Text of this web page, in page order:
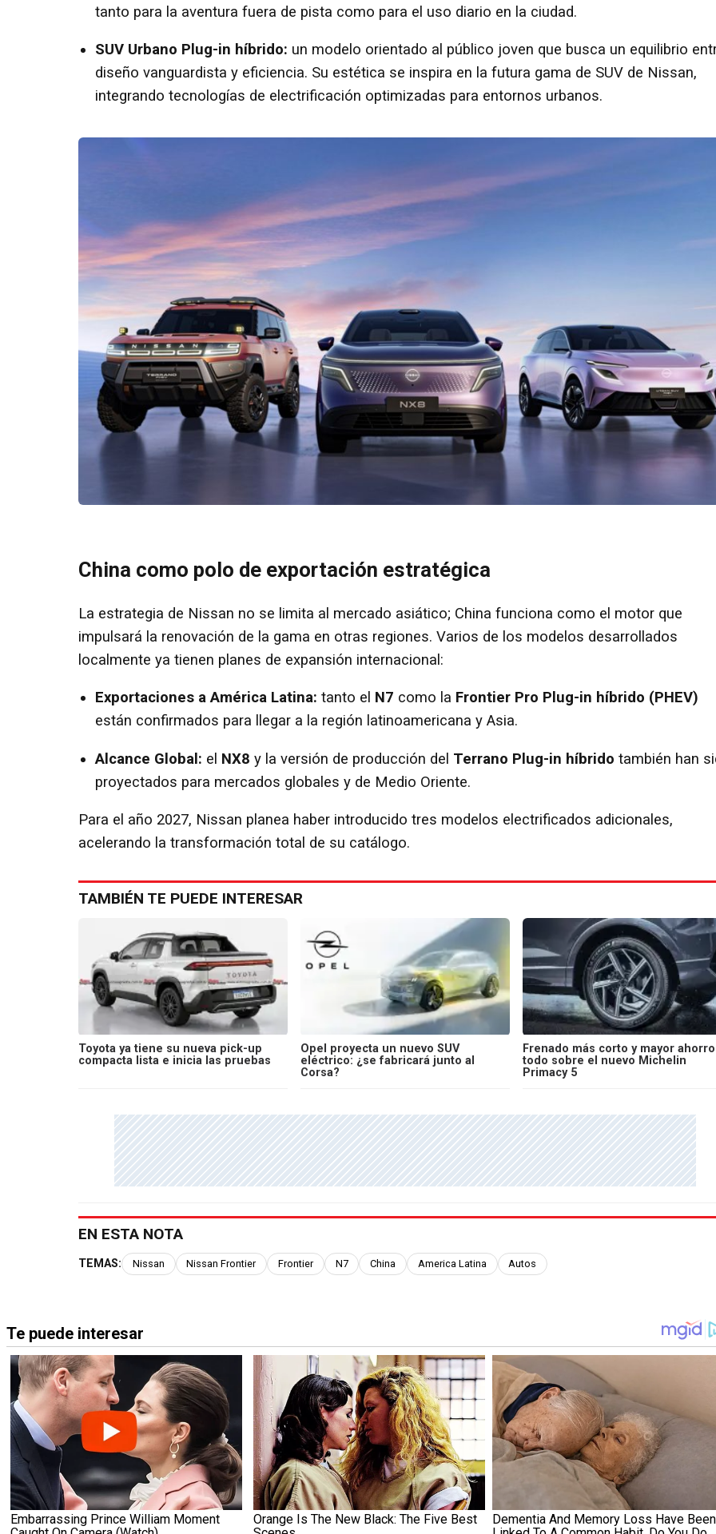
tanto para la aventura fuera de pista como para el uso diario en la ciudad.
SUV Urbano Plug-in híbrido: un modelo orientado al público joven que busca un equilibrio
diseño vanguardista y eficiencia. Su estética se inspira en la futura gama de SUV de Nissan,
integrando tecnologías de electrificación optimizadas para entornos urbanos.
China como polo de exportación estratégica
La estrategia de Nissan no se limita al mercado asiático; China funciona como el motor que
impulsará la renovación de la gama en otras regiones. Varios de los modelos desarrollados
localmente ya tienen planes de expansión internacional:
Exportaciones a América Latina: tanto el N7 como la Frontier Pro Plug-in híbrido (PHEV)
están confirmados para llegar a la región latinoamericana y Asia.
Alcance Global: el NX8 y la versión de producción del Terrano Plug-in híbrido también han
proyectados para mercados globales y de Medio Oriente.
Para el año 2027, Nissan planea haber introducido tres modelos electrificados adicionales,
acelerando la transformación total de su catálogo.
TAMBIÉN TE PUEDE INTERESAR
Toyota ya tiene su nueva pick-up
compacta lista e inicia las pruebas
Opel proyecta un nuevo SUV
eléctrico: ¿se fabricará junto al
Corsa?
Frenado más corto y mayor
todo sobre el nuevo Michelin
Primacy 5
EN ESTA NOTA
TEMAS: Nissan Nissan Frontier Frontier N7 China America Latina Autos